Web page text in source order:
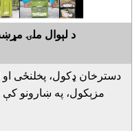
د لېوال ملۍ
دسترخان ډکول، پخلنځى او
مزېکول، په ښارونو کې